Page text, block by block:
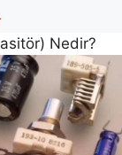
Nedir?